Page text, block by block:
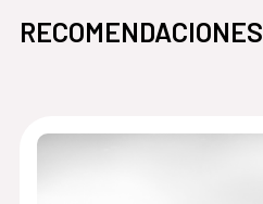
RECOMENDACIONES